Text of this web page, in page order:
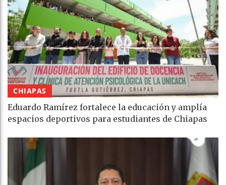
CHIAPAS
Eduardo Ramírez fortalece la educación y amplía
espacios deportivos para estudiantes de Chiapas